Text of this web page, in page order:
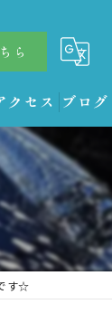
ら
クセス ブログ
す☆